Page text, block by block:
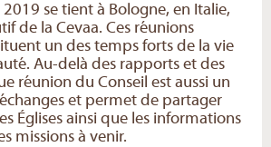
se tient à Bologne, en Italie,
de la Cevaa. Ces réunions
un des temps forts de la vie
Au-delà des rapports et des
réunion du Conseil est aussi un
et permet de partager
Églises ainsi que les informations
missions à venir.